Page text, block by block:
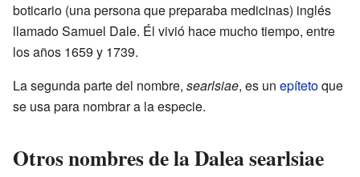
boticario (una persona que preparaba medicinas) inglés
llamado Samuel Dale. Él vivió hace mucho tiempo, entre
los años 1659 y 1739.
La segunda parte del nombre, searlsiae, es un epítetoque
se usa para nombrar a la especie.
Otros nombres de la Dalea searlsiae